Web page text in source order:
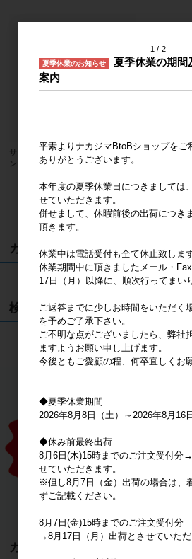
サンリオキャラクターズ ハンギョド
ン ふわくた ぬいぐるみ
ハローキテ
カート
カートは空です
検索
カテゴリ
1 2
夏季休業のお知らせ
夏季休業の期間
案内
平素よりナカジマBtoBショップをご
ありがとうございます。
本年度の夏季休業日につきましては
せていただきます。
併せまして、休暇前後の出荷につき
頂きます。
休業中は電話受付も全て休止致します
休業期間中に頂きましたメール・
17日（月）以降に、順次行ってまい
ご返答までに少しお時間をいただく
を予めご了承下さい。
ご不明な点がございましたら、弊社
ますようお願い申し上げます。
今後ともご愛顧の程、何卒宜しくお
◆夏季休業期間
2026年8月8日（土）～2026年8月16
◆休み前最終出荷
8月6日(木)15時までのご注文受付分
せていただきます。
※但し8月7日（金）出荷の場合は、
ずご記載ください。
8月7日(金)15時までのご注文受付分
→8月17日（月）出荷とさせていただ